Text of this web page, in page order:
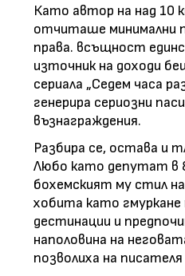
Като автор на над 10
отчиташе минимални
права. всъщност
източник на доходи
сериала „Седем часа
генерира сериозни
възнаграждения.
Разбира се, остава и
Любо като депутат в
бохемският му стил
хобита като гмуркане
дестинации и
наполовина на
позволиха на